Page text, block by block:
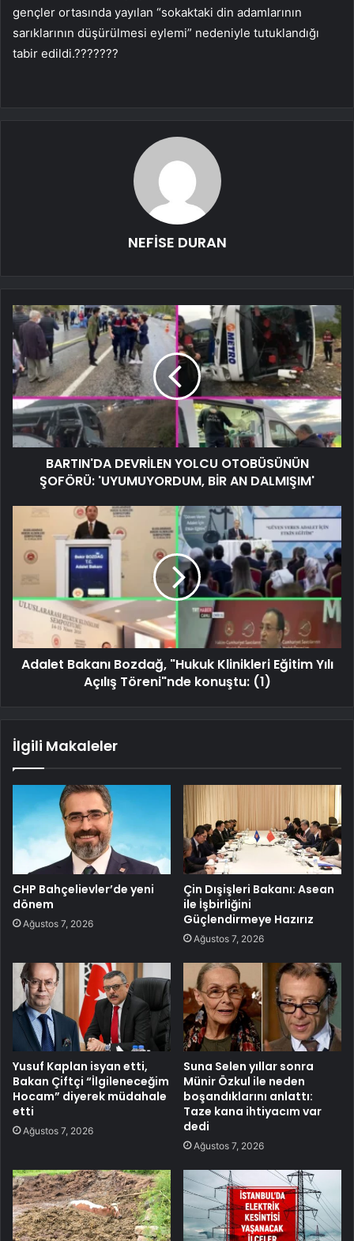
gençler ortasında yayılan “sokaktaki din adamlarının
sarıklarının düşürülmesi eylemi” nedeniyle tutuklandığı
tabir edildi.???????
NEFİSE DURAN
BARTIN'DA DEVRİLEN YOLCU OTOBÜSÜNÜN
ŞOFÖRÜ: 'UYUMUYORDUM, BİR AN DALMIŞIM'
Adalet Bakanı Bozdağ, "Hukuk Klinikleri Eğitim Yılı
Açılış Töreni"nde konuştu: (1)
İlgili Makaleler
CHP Bahçelievler’de yeni
dönem
Ağustos 7, 2026
Çin Dışişleri Bakanı: Asean
ile İşbirliğini
Güçlendirmeye Hazırız
Ağustos 7, 2026
Yusuf Kaplan isyan etti,
Bakan Çiftçi “İlgileneceğim
Hocam” diyerek müdahale
etti
Ağustos 7, 2026
Suna Selen yıllar sonra
Münir Özkul ile neden
boşandıklarını anlattı:
Taze kana ihtiyacım var
dedi
Ağustos 7, 2026